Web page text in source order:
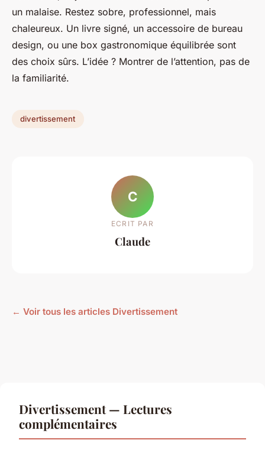
un malaise. Restez sobre, professionnel, mais
chaleureux. Un livre signé, un accessoire de bureau
design, ou une box gastronomique équilibrée sont
des choix sûrs. L’idée ? Montrer de l’attention, pas de
la familiarité.
divertissement
C
ECRIT PAR
Claude
← Voir tous les articles Divertissement
Divertissement — Lectures
complémentaires